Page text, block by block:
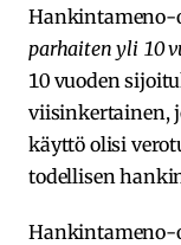
Hankintameno-
parhaiten yli 10
10 vuoden
viisinkertainen,
käyttö olisi
todellisen
Hankintameno-